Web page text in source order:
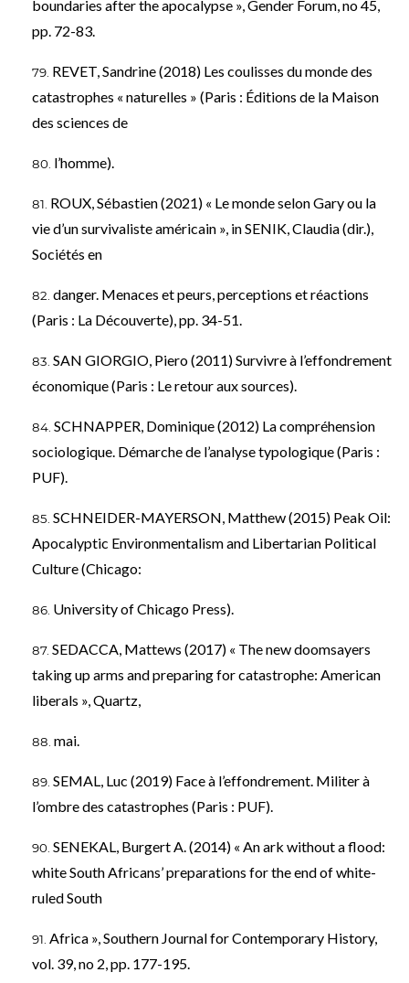
boundaries after the apocalypse », Gender Forum, no 45,
pp. 72-83.
REVET, Sandrine (2018) Les coulisses du monde des
catastrophes « naturelles » (Paris : Éditions de la Maison
des sciences de
l’homme).
ROUX, Sébastien (2021) « Le monde selon Gary ou la
vie d’un survivaliste américain », in SENIK, Claudia (dir.),
Sociétés en
danger. Menaces et peurs, perceptions et réactions
(Paris : La Découverte), pp. 34-51.
SAN GIORGIO, Piero (2011) Survivre à l’effondrement
économique (Paris : Le retour aux sources).
SCHNAPPER, Dominique (2012) La compréhension
sociologique. Démarche de l’analyse typologique (Paris :
PUF).
SCHNEIDER-MAYERSON, Matthew (2015) Peak Oil:
Apocalyptic Environmentalism and Libertarian Political
Culture (Chicago:
University of Chicago Press).
SEDACCA, Mattews (2017) « The new doomsayers
taking up arms and preparing for catastrophe: American
liberals », Quartz,
mai.
SEMAL, Luc (2019) Face à l’effondrement. Militer à
l’ombre des catastrophes (Paris : PUF).
SENEKAL, Burgert A. (2014) « An ark without a flood:
white South Africans’ preparations for the end of white-
ruled South
Africa », Southern Journal for Contemporary History,
vol. 39, no 2, pp. 177-195.